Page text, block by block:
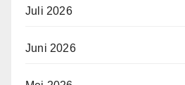
Juli 2026
Juni 2026